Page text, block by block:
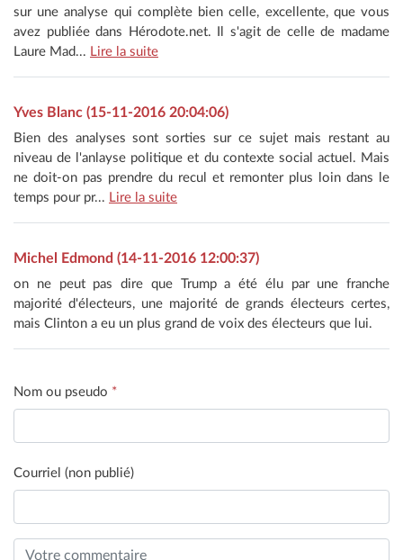
sur une analyse qui complète bien celle, excellente, que vous
avez publiée dans Hérodote.net. Il s'agit de celle de madame
Laure Mad... Lire la suite
Yves Blanc (15-11-2016 20:04:06)
Bien des analyses sont sorties sur ce sujet mais restant au
niveau de l'anlayse politique et du contexte social actuel. Mais
ne doit-on pas prendre du recul et remonter plus loin dans le
temps pour pr... Lire la suite
Michel Edmond (14-11-2016 12:00:37)
on ne peut pas dire que Trump a été élu par une franche
majorité d'électeurs, une majorité de grands électeurs certes,
mais Clinton a eu un plus grand de voix des électeurs que lui.
Nom ou pseudo *
Courriel (non publié)